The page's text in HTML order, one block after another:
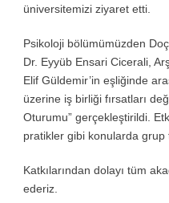
üniversitemizi ziyaret etti.
Psikoloji bölümümüzden
Dr. Eyyüb Ensari Cicerali,
Elif Güldemir’in eşliğinde
üzerine iş birliği fırsatları
Oturumu” gerçekleştirildi.
pratikler gibi konularda grup
Katkılarından dolayı tüm
ederiz.